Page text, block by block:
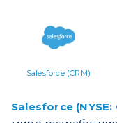
Salesforce (CRM)
Salesforce (NYSE: